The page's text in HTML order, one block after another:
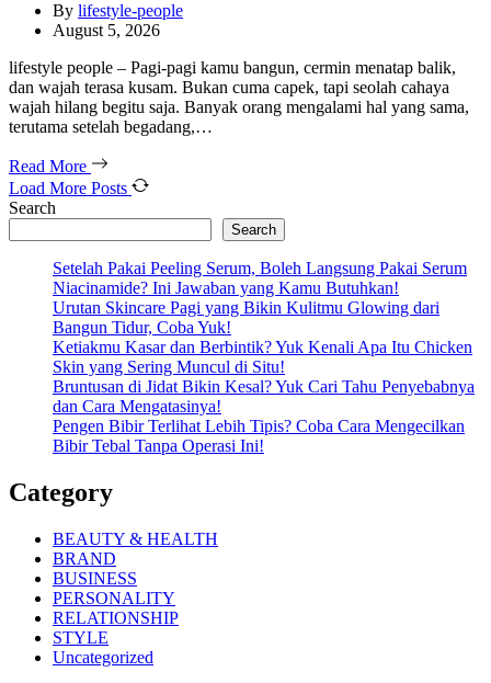
By lifestyle-people
August 5, 2026
lifestyle people – Pagi-pagi kamu bangun, cermin menatap balik,
dan wajah terasa kusam. Bukan cuma capek, tapi seolah cahaya
wajah hilang begitu saja. Banyak orang mengalami hal yang sama,
terutama setelah begadang,…
Read More
Load More Posts
Search
Search
Setelah Pakai Peeling Serum, Boleh Langsung Pakai Serum
Niacinamide? Ini Jawaban yang Kamu Butuhkan!
Urutan Skincare Pagi yang Bikin Kulitmu Glowing dari
Bangun Tidur, Coba Yuk!
Ketiakmu Kasar dan Berbintik? Yuk Kenali Apa Itu Chicken
Skin yang Sering Muncul di Situ!
Bruntusan di Jidat Bikin Kesal? Yuk Cari Tahu Penyebabnya
dan Cara Mengatasinya!
Pengen Bibir Terlihat Lebih Tipis? Coba Cara Mengecilkan
Bibir Tebal Tanpa Operasi Ini!
Category
BEAUTY & HEALTH
BRAND
BUSINESS
PERSONALITY
RELATIONSHIP
STYLE
Uncategorized